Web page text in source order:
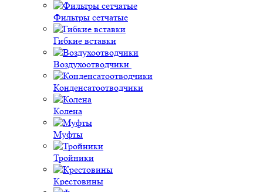
Фильтры сетчатые
Гибкие вставки
Воздухоотводчики
Конденсатоотводчики
Колена
Муфты
Тройники
Крестовины